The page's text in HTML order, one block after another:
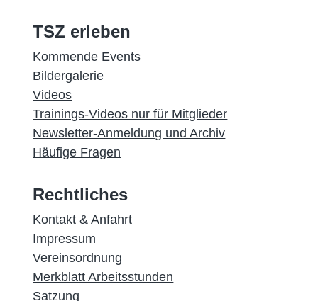
TSZ erleben
Kommende Events
Bildergalerie
Videos
Trainings-Videos nur für Mitglieder
Newsletter-Anmeldung und Archiv
Häufige Fragen
Rechtliches
Kontakt & Anfahrt
Impressum
Vereinsordnung
Merkblatt Arbeitsstunden
Satzung